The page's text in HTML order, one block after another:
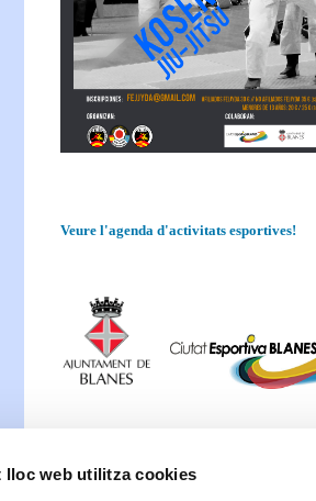
lloc web utilitza cookies
Veure l'agenda d'activitats esportives!